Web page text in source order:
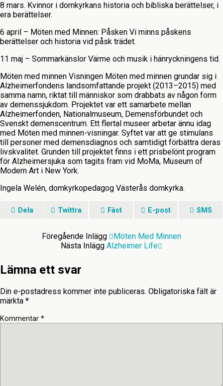
8 mars. Kvinnor i domkyrkans historia och bibliska berättelser, i
era berättelser.
6 april – Möten med Minnen: Påsken Vi minns påskens
berättelser och historia vid påsk trädet.
11 maj – Sommarkänslor Värme och musik i hänryckningens tid.
Möten med minnen Visningen Möten med minnen grundar sig i
Alzheimerfondens landsomfattande projekt (2013–2015) med
samma namn, riktat till människor som drabbats av någon form
av demenssjukdom. Projektet var ett samarbete mellan
Alzheimerfonden, Nationalmuseum, Demensförbundet och
Svenskt demenscentrum. Ett flertal museer arbetar ännu idag
med Möten med minnen-visningar. Syftet var att ge stimulans
till personer med demensdiagnos och samtidigt förbättra deras
livskvalitet. Grunden till projektet finns i ett prisbelönt program
för Alzheimersjuka som tagits fram vid MoMa, Museum of
Modern Art i New York.
Ingela Welén, domkyrkopedagog Västerås domkyrka.
Dela Twittra Fäst E-post SMS
Föregående Inlägg
Möten Med Minnen
Nästa Inlägg Alzheimer Life
Lämna ett svar
Din e-postadress kommer inte publiceras. Obligatoriska fält är
märkta *
Kommentar *